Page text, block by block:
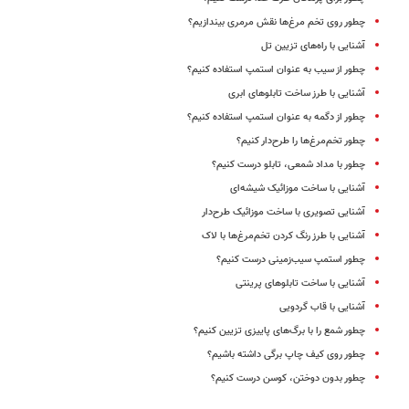
چطور روی تخم‌ مرغ‌ها نقش مرمری بیندازیم؟
آشنایی با راه‌های تزیین تل
چطور از سیب به عنوان استمپ استفاده کنیم؟
آشنایی با طرز ساخت تابلوهای ابری
چطور از دگمه به عنوان استمپ استفاده کنیم؟
چطور تخم‌مرغ‌ها را طرح‌دار کنیم؟
چطور با مداد شمعی، تابلو درست کنیم؟
آشنایی با ساخت موزائیک شیشه‌ای
آشنایی تصویری با ساخت موزائیک طرح‌دار
آشنایی با طرز رنگ کردن تخم‌مرغ‌ها با لاک
چطور استمپ سیب‌زمینی درست کنیم؟
آشنایی با ساخت تابلوهای پرینتی
آشنایی با قاب گردویی
چطور شمع را با برگ‌های پاییزی تزیین کنیم؟
چطور روی کیف چاپ برگی داشته باشیم؟
چطور بدون دوختن، کوسن درست کنیم؟